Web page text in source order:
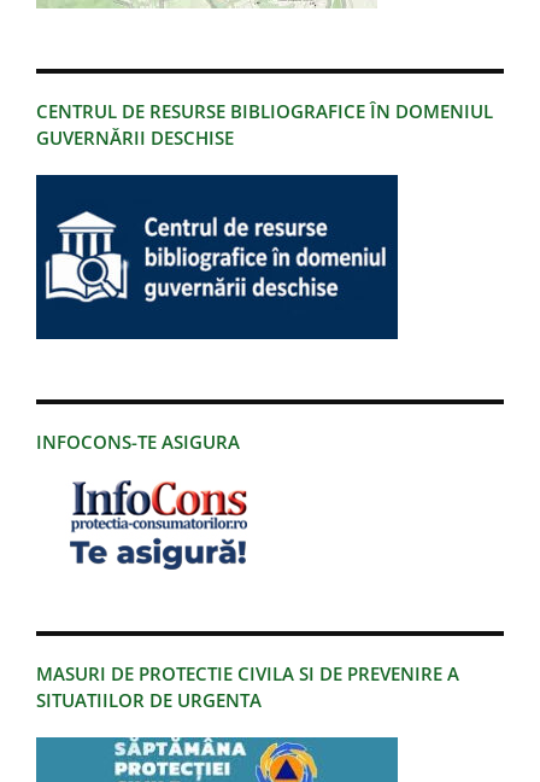
CENTRUL DE RESURSE BIBLIOGRAFICE ÎN DOMENIUL
GUVERNĂRII DESCHISE
INFOCONS-TE ASIGURA
MASURI DE PROTECTIE CIVILA SI DE PREVENIRE A
SITUATIILOR DE URGENTA